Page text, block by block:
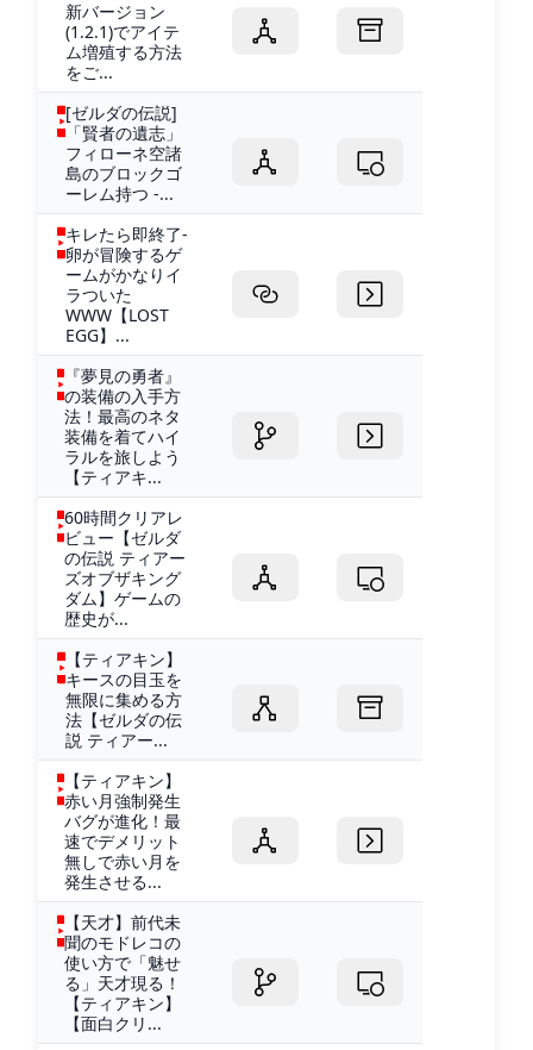
新バージョン
(1.2.1)でアイテ
ム増殖する方法
をご...
[ゼルダの伝説]
「賢者の遺志」
フィローネ空諸
島のブロックゴ
ーレム持つ -...
キレたら即終了-
卵が冒険するゲ
ームがかなりイ
ラついた
WWW【LOST
EGG】...
『夢見の勇者』
の装備の入手方
法！最高のネタ
装備を着てハイ
ラルを旅しよう
【ティアキ...
60時間クリアレ
ビュー【ゼルダ
の伝説 ティアー
ズオブザキング
ダム】ゲームの
歴史が...
【ティアキン】
キースの目玉を
無限に集める方
法【ゼルダの伝
説 ティアー...
【ティアキン】
赤い月強制発生
バグが進化！最
速でデメリット
無しで赤い月を
発生させる...
【天才】前代未
聞のモドレコの
使い方で「魅せ
る」天才現る！
【ティアキン】
【面白クリ...